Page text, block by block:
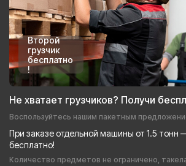
Второй
грузчик
бесплатно
!
Не хватает грузчиков? Получи
Воспользуйтесь нашим пакетным
При заказе отдельной машины от 1.5 тонн
бесплатно!
Количество предметов не ограничено,